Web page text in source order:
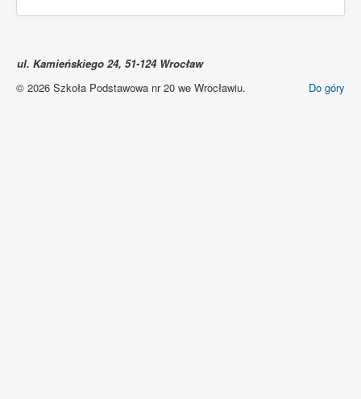
ul. Kamieńskiego 24, 51-124 Wrocław
Do góry
© 2026 Szkoła Podstawowa nr 20 we Wrocławiu.